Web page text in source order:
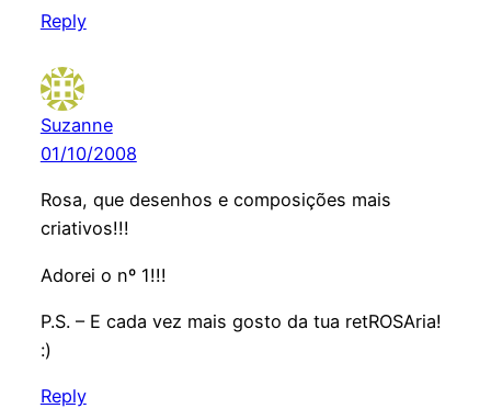
Reply
Suzanne
01/10/2008
Rosa, que desenhos e composições mais
criativos!!!
Adorei o nº 1!!!
P.S. – E cada vez mais gosto da tua retROSAria!
:)
Reply